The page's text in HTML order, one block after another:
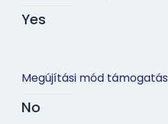
Yes
Megújítási mód támogatás
No